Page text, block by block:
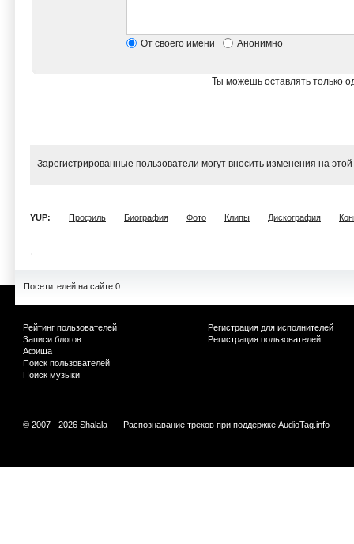
От своего имени Анонимно
Ты можешь оставлять только
Зарегистрированные пользователи могут вносить изменения на
YUP: Профиль Биография Фото Клипы Дискография
Посетителей на сайте 0
Рейтинг пользователей
Записи блогов
Афиша
Поиск пользователей
Поиск музыки
Регистрация для исполнителей
Регистрация пользователей
© 2007 - 2026 Shalala Распознавание треков при поддержке AudioTag.info